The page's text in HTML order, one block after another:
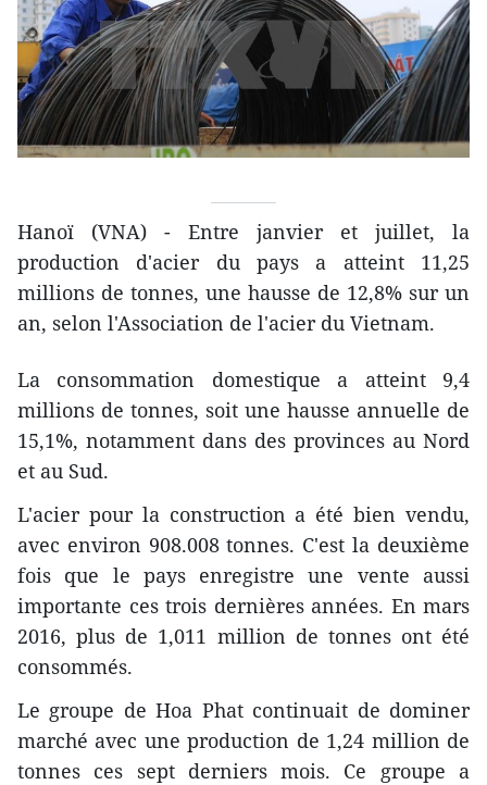
Hanoï (VNA) - Entre janvier et juillet, la
production d'acier du pays a atteint 11,25
millions de tonnes, une hausse de 12,8% sur un
an, selon l'Association de l'acier du Vietnam.
La consommation domestique a atteint 9,4
millions de tonnes, soit une hausse annuelle de
15,1%, notamment dans des provinces au Nord
et au Sud.
L'acier pour la construction a été bien vendu,
avec environ 908.008 tonnes. C'est la deuxième
fois que le pays enregistre une vente aussi
importante ces trois dernières années. En mars
2016, plus de 1,011 million de tonnes ont été
consommés.
Le groupe de Hoa Phat continuait de dominer
marché avec une production de 1,24 million de
tonnes ces sept derniers mois. Ce groupe a